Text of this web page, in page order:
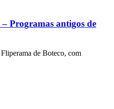
Programas antigos de
de Boteco, com